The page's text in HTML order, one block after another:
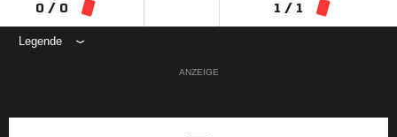
0 / 0 1 / 1
Legende
ANZEIGE